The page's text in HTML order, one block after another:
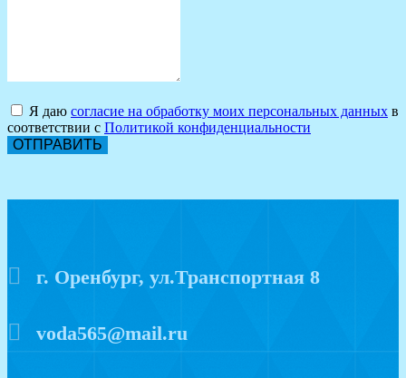
Я даю согласие на обработку моих персональных данных в
соответствии с Политикой конфиденциальности
ОТПРАВИТЬ
г. Оренбург, ул.Транспортная 8
voda565@mail.ru